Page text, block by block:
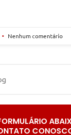
Nenhum comentário